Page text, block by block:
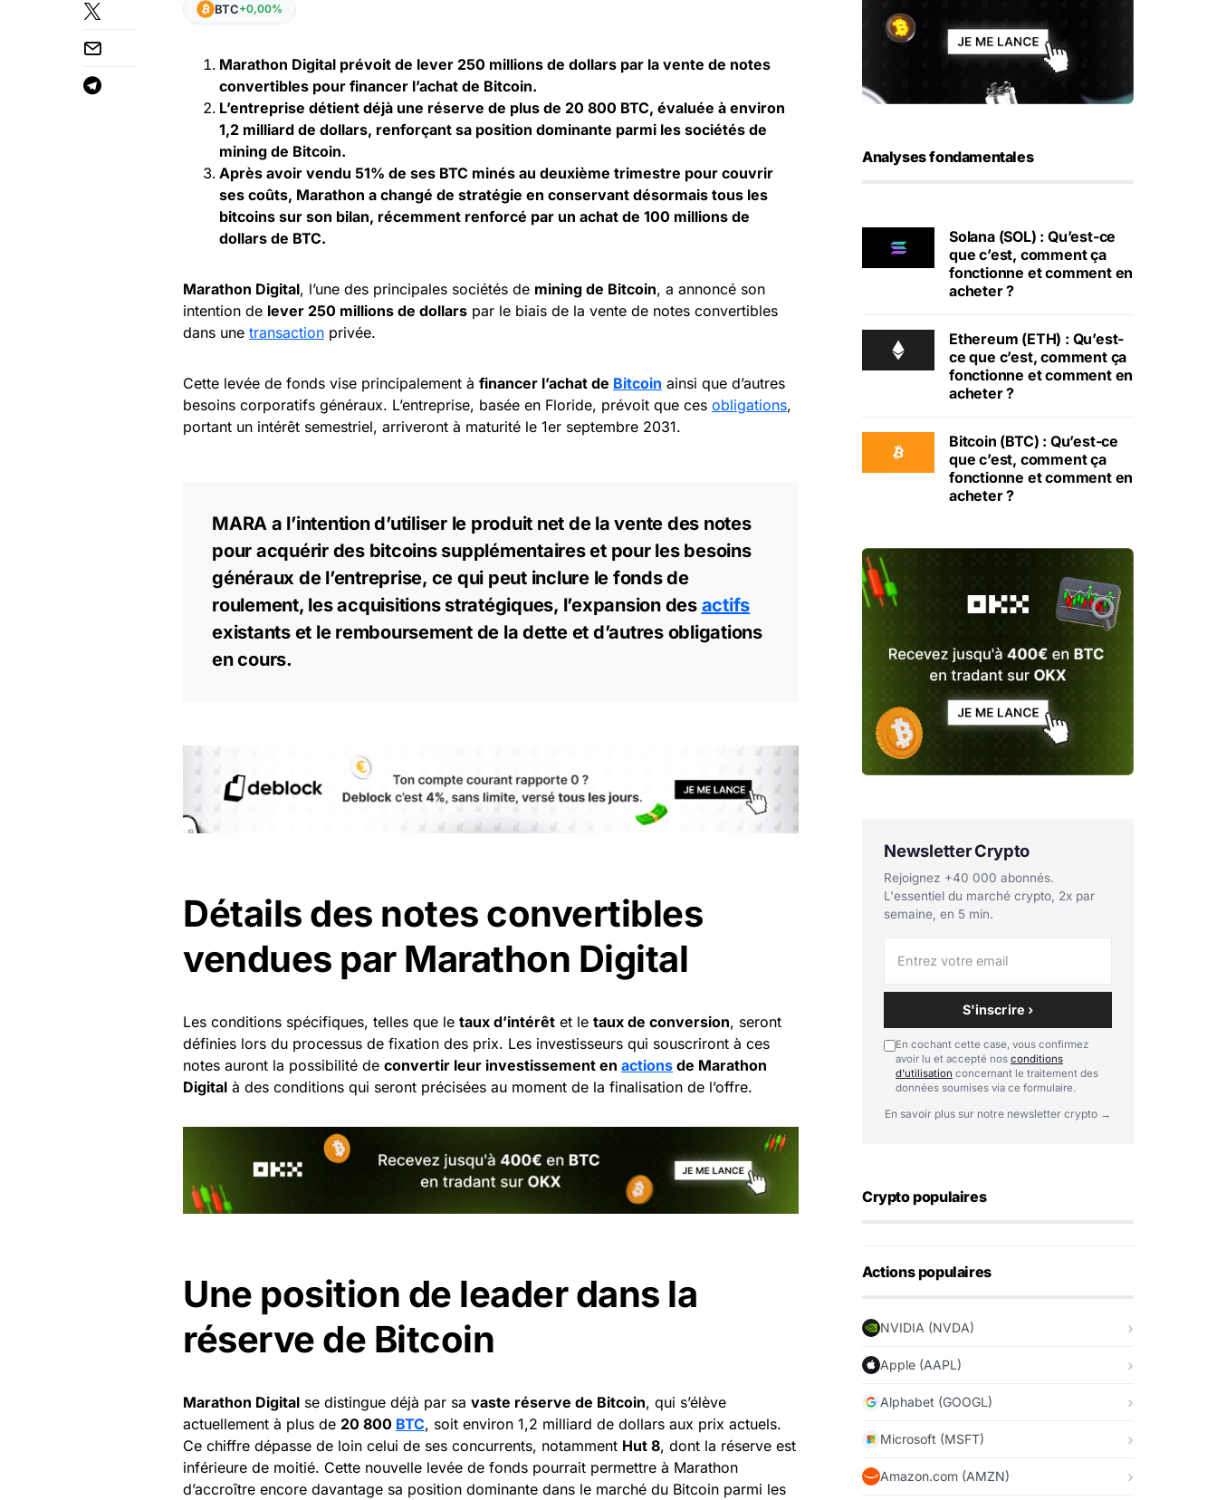
BTC+0,00%
Marathon Digital prévoit de lever 250 millions de dollars par la vente de notes
convertibles pour financer l’achat de Bitcoin.
L’entreprise détient déjà une réserve de plus de 20 800 BTC, évaluée à environ
1,2 milliard de dollars, renforçant sa position dominante parmi les sociétés de
mining de Bitcoin.
Après avoir vendu 51% de ses BTC minés au deuxième trimestre pour couvrir
ses coûts, Marathon a changé de stratégie en conservant désormais tous les
bitcoins sur son bilan, récemment renforcé par un achat de 100 millions de
dollars de BTC.
Marathon Digital, l’une des principales sociétés de mining de Bitcoin, a annoncé son
intention de lever 250 millions de dollars par le biais de la vente de notes convertibles
dans une transaction privée.
Cette levée de fonds vise principalement à financer l’achat de Bitcoin ainsi que d’autres
besoins corporatifs généraux. L’entreprise, basée en Floride, prévoit que ces obligations,
portant un intérêt semestriel, arriveront à maturité le 1er septembre 2031.
MARA a l’intention d’utiliser le produit net de la vente des notes
pour acquérir des bitcoins supplémentaires et pour les besoins
généraux de l’entreprise, ce qui peut inclure le fonds de
roulement, les acquisitions stratégiques, l’expansion des actifs
existants et le remboursement de la dette et d’autres obligations
en cours.
Détails des notes convertibles
vendues par Marathon Digital
Les conditions spécifiques, telles que le taux d’intérêt et le taux de conversion, seront
définies lors du processus de fixation des prix. Les investisseurs qui souscriront à ces
notes auront la possibilité de convertir leur investissement en actions de Marathon
Digital à des conditions qui seront précisées au moment de la finalisation de l’offre.
Une position de leader dans la
réserve de Bitcoin
Marathon Digital se distingue déjà par sa vaste réserve de Bitcoin, qui s’élève
actuellement à plus de 20 800 BTC, soit environ 1,2 milliard de dollars aux prix actuels.
Ce chiffre dépasse de loin celui de ses concurrents, notamment Hut 8, dont la réserve est
inférieure de moitié. Cette nouvelle levée de fonds pourrait permettre à Marathon
d’accroître encore davantage sa position dominante dans le marché du Bitcoin parmi les
Analyses fondamentales
Solana (SOL) : Qu’est-ce
que c’est, comment ça
fonctionne et comment en
acheter ?
Ethereum (ETH) : Qu’est-
ce que c’est, comment ça
fonctionne et comment en
acheter ?
Bitcoin (BTC) : Qu’est-ce
que c’est, comment ça
fonctionne et comment en
acheter ?
Newsletter Crypto
Rejoignez +40 000 abonnés.
L'essentiel du marché crypto, 2x par
semaine, en 5 min.
S'inscrire ›
En cochant cette case, vous confirmez
avoir lu et accepté nos conditions
d'utilisation concernant le traitement des
données soumises via ce formulaire.
En savoir plus sur notre newsletter crypto →
Crypto populaires
Actions populaires
NVIDIA (NVDA)
Apple (AAPL)
Alphabet (GOOGL)
Microsoft (MSFT)
Amazon.com (AMZN)